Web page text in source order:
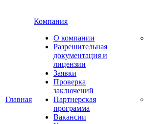
Главная
Компания
О компании
Разрешительная
документация и
лицензии
Заявки
Проверка
заключений
Партнерская
программа
Вакансии